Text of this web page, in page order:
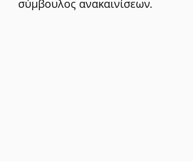
σύμβουλος ανακαινίσεων.